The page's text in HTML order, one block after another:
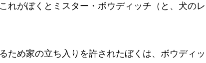
れがぼくとミスター・ボウディッチ（と、犬のレ
ため家の立ち入りを許されたぼくは、ボウディッ